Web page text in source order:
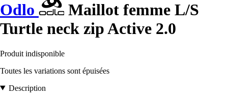
Odlo
Maillot femme L/S
Turtle neck zip Active 2.0
Produit indisponible
Toutes les variations sont épuisées
Description